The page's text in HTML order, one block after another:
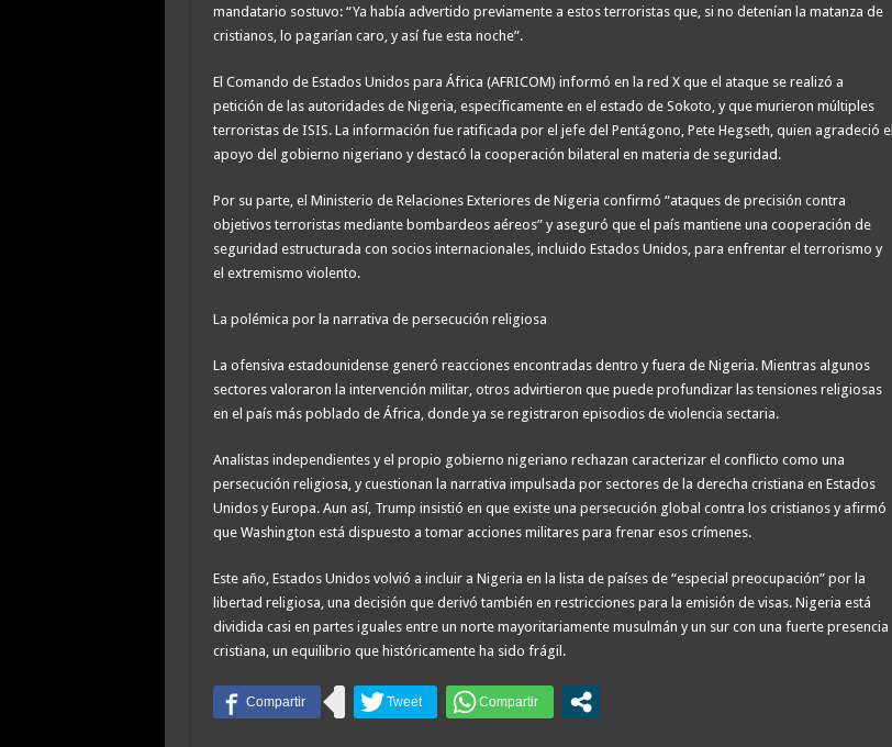
mandatario sostuvo: “Ya había advertido previamente a estos terroristas que, si no detenían la matanza de
cristianos, lo pagarían caro, y así fue esta noche”.
El Comando de Estados Unidos para África (AFRICOM) informó en la red X que el ataque se realizó a
petición de las autoridades de Nigeria, específicamente en el estado de Sokoto, y que murieron múltiples
terroristas de ISIS. La información fue ratificada por el jefe del Pentágono, Pete Hegseth, quien agradeció el
apoyo del gobierno nigeriano y destacó la cooperación bilateral en materia de seguridad.
Por su parte, el Ministerio de Relaciones Exteriores de Nigeria confirmó “ataques de precisión contra
objetivos terroristas mediante bombardeos aéreos” y aseguró que el país mantiene una cooperación de
seguridad estructurada con socios internacionales, incluido Estados Unidos, para enfrentar el terrorismo y
el extremismo violento.
La polémica por la narrativa de persecución religiosa
La ofensiva estadounidense generó reacciones encontradas dentro y fuera de Nigeria. Mientras algunos
sectores valoraron la intervención militar, otros advirtieron que puede profundizar las tensiones religiosas
en el país más poblado de África, donde ya se registraron episodios de violencia sectaria.
Analistas independientes y el propio gobierno nigeriano rechazan caracterizar el conflicto como una
persecución religiosa, y cuestionan la narrativa impulsada por sectores de la derecha cristiana en Estados
Unidos y Europa. Aun así, Trump insistió en que existe una persecución global contra los cristianos y afirmó
que Washington está dispuesto a tomar acciones militares para frenar esos crímenes.
Este año, Estados Unidos volvió a incluir a Nigeria en la lista de países de “especial preocupación” por la
libertad religiosa, una decisión que derivó también en restricciones para la emisión de visas. Nigeria está
dividida casi en partes iguales entre un norte mayoritariamente musulmán y un sur con una fuerte presencia
cristiana, un equilibrio que históricamente ha sido frágil.